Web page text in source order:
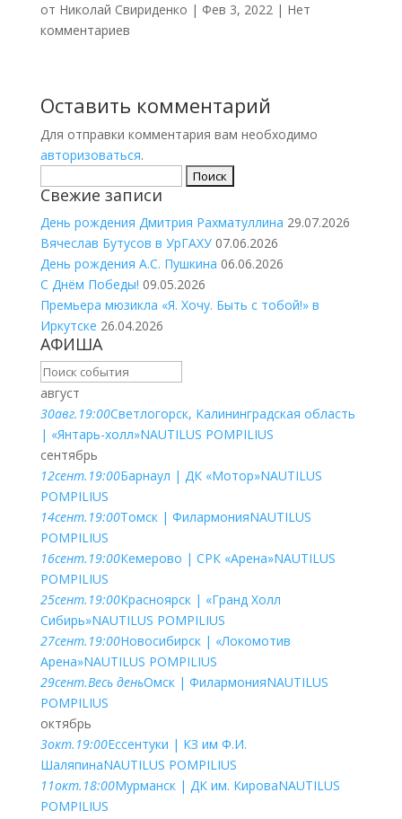
от Николай Свириденко | Фев 3, 2022| Нет
комментариев
Оставить комментарий
Для отправки комментария вам необходимо
авторизоваться.
Свежие записи
День рождения Дмитрия Рахматуллина 29.07.2026
Вячеслав Бутусов в УрГАХУ 07.06.2026
День рождения А.С. Пушкина 06.06.2026
С Днём Победы! 09.05.2026
Премьера мюзикла «Я. Хочу. Быть с тобой!» в
Иркутске 26.04.2026
АФИША
август
30авг. 19:00Светлогорск, Калининградская область
| «Янтарь-холл»NAUTILUS POMPILIUS
сентябрь
12сент. 19:00Барнаул | ДК «Мотор»NAUTILUS
POMPILIUS
14сент. 19:00Томск | ФилармонияNAUTILUS
POMPILIUS
16сент. 19:00Кемерово | СРК «Арена»NAUTILUS
POMPILIUS
25сент. 19:00Красноярск | «Гранд Холл
Сибирь»NAUTILUS POMPILIUS
27сент. 19:00Новосибирск | «Локомотив
Арена»NAUTILUS POMPILIUS
29сент.Весь деньОмск | ФилармонияNAUTILUS
POMPILIUS
октябрь
3окт. 19:00Ессентуки | КЗ им Ф.И.
ШаляпинаNAUTILUS POMPILIUS
11окт. 18:00Мурманск | ДК им. КироваNAUTILUS
POMPILIUS